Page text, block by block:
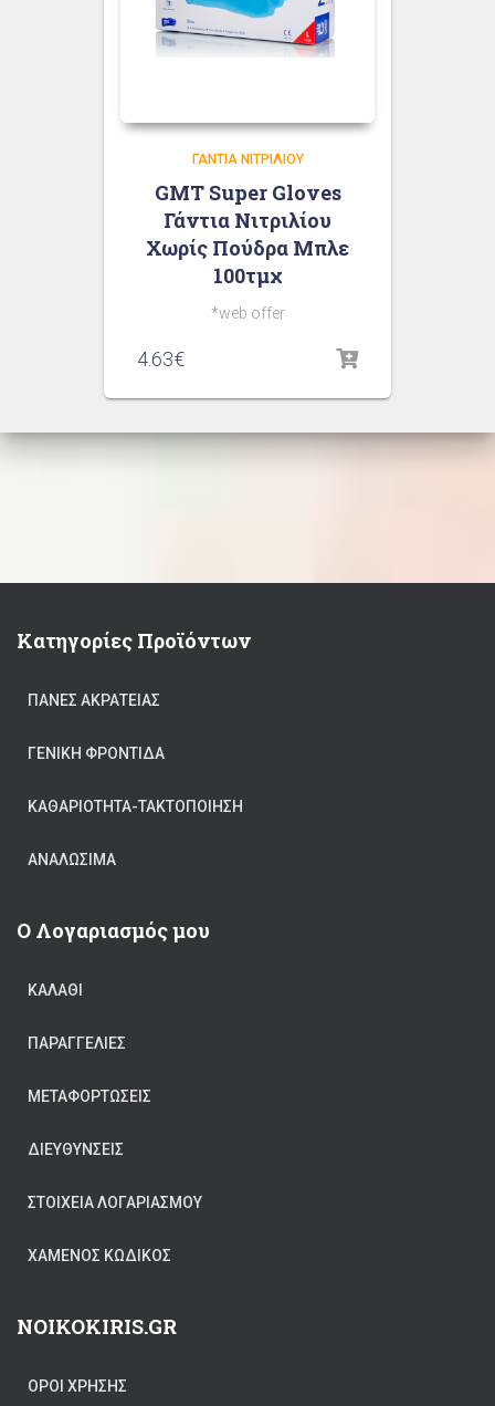
ΓΆΝΤΙΑ ΝΙΤΡΙΛΊΟΥ
GMT Super Gloves
Γάντια Νιτριλίου
Χωρίς Πούδρα Μπλε
100τμχ
*web offer
4.63€
Κατηγορίες Προϊόντων
ΠΆΝΕΣ ΑΚΡΆΤΕΙΑΣ
ΓΕΝΙΚΉ ΦΡΟΝΤΊΔΑ
ΚΑΘΑΡΙΟΤΗΤΑ-ΤΑΚΤΟΠΟΙΗΣΗ
ΑΝΑΛΏΣΙΜΑ
Ο Λογαριασμός μου
ΚΑΛΆΘΙ
ΠΑΡΑΓΓΕΛΊΕΣ
ΜΕΤΑΦΟΡΤΏΣΕΙΣ
ΔΙΕΥΘΎΝΣΕΙΣ
ΣΤΟΙΧΕΊΑ ΛΟΓΑΡΙΑΣΜΟΎ
ΧΑΜΈΝΟΣ ΚΩΔΙΚΌΣ
NOIKOKIRIS.GR
ΟΡΟΙ ΧΡΗΣΗΣ